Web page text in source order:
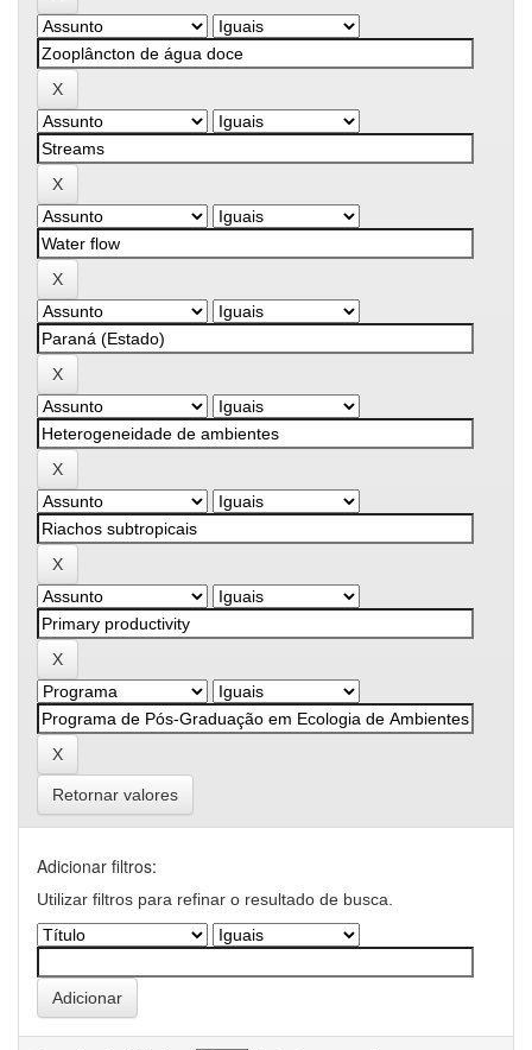
Retornar valores
Adicionar filtros:
Utilizar filtros para refinar o resultado de busca.